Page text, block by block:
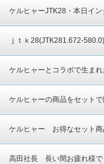
高圧洗浄機に反映されます。
ケルヒャーJTK28・本日イ
です
ｊｔｋ28(JTK281.672-
ケルヒャーとコラボで生ま
ケルヒャーの商品をセット
ケルヒャー お得なセット商
高田社長 長い間お疲れ様で